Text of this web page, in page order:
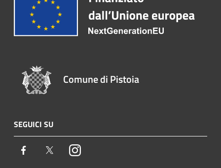
Comune di Pistoia
SEGUICI SU
Facebook TwitterInstagram